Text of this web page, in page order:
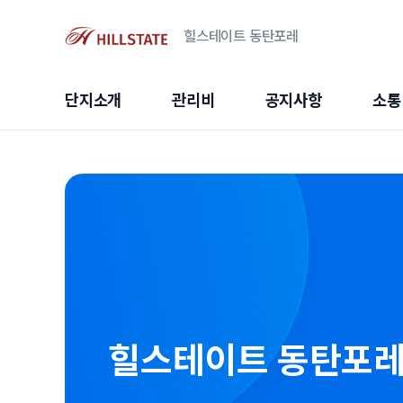
힐스테이트 동탄포레
단지소개 관리비 공지사항 소통
힐스테이트 동탄포